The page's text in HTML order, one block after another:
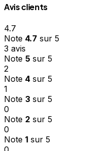
Avis clients
4.7
Note 4.7 sur 5
3 avis
Note 5 sur 5
2
Note 4 sur 5
1
Note 3 sur 5
0
Note 2 sur 5
0
Note 1 sur 5